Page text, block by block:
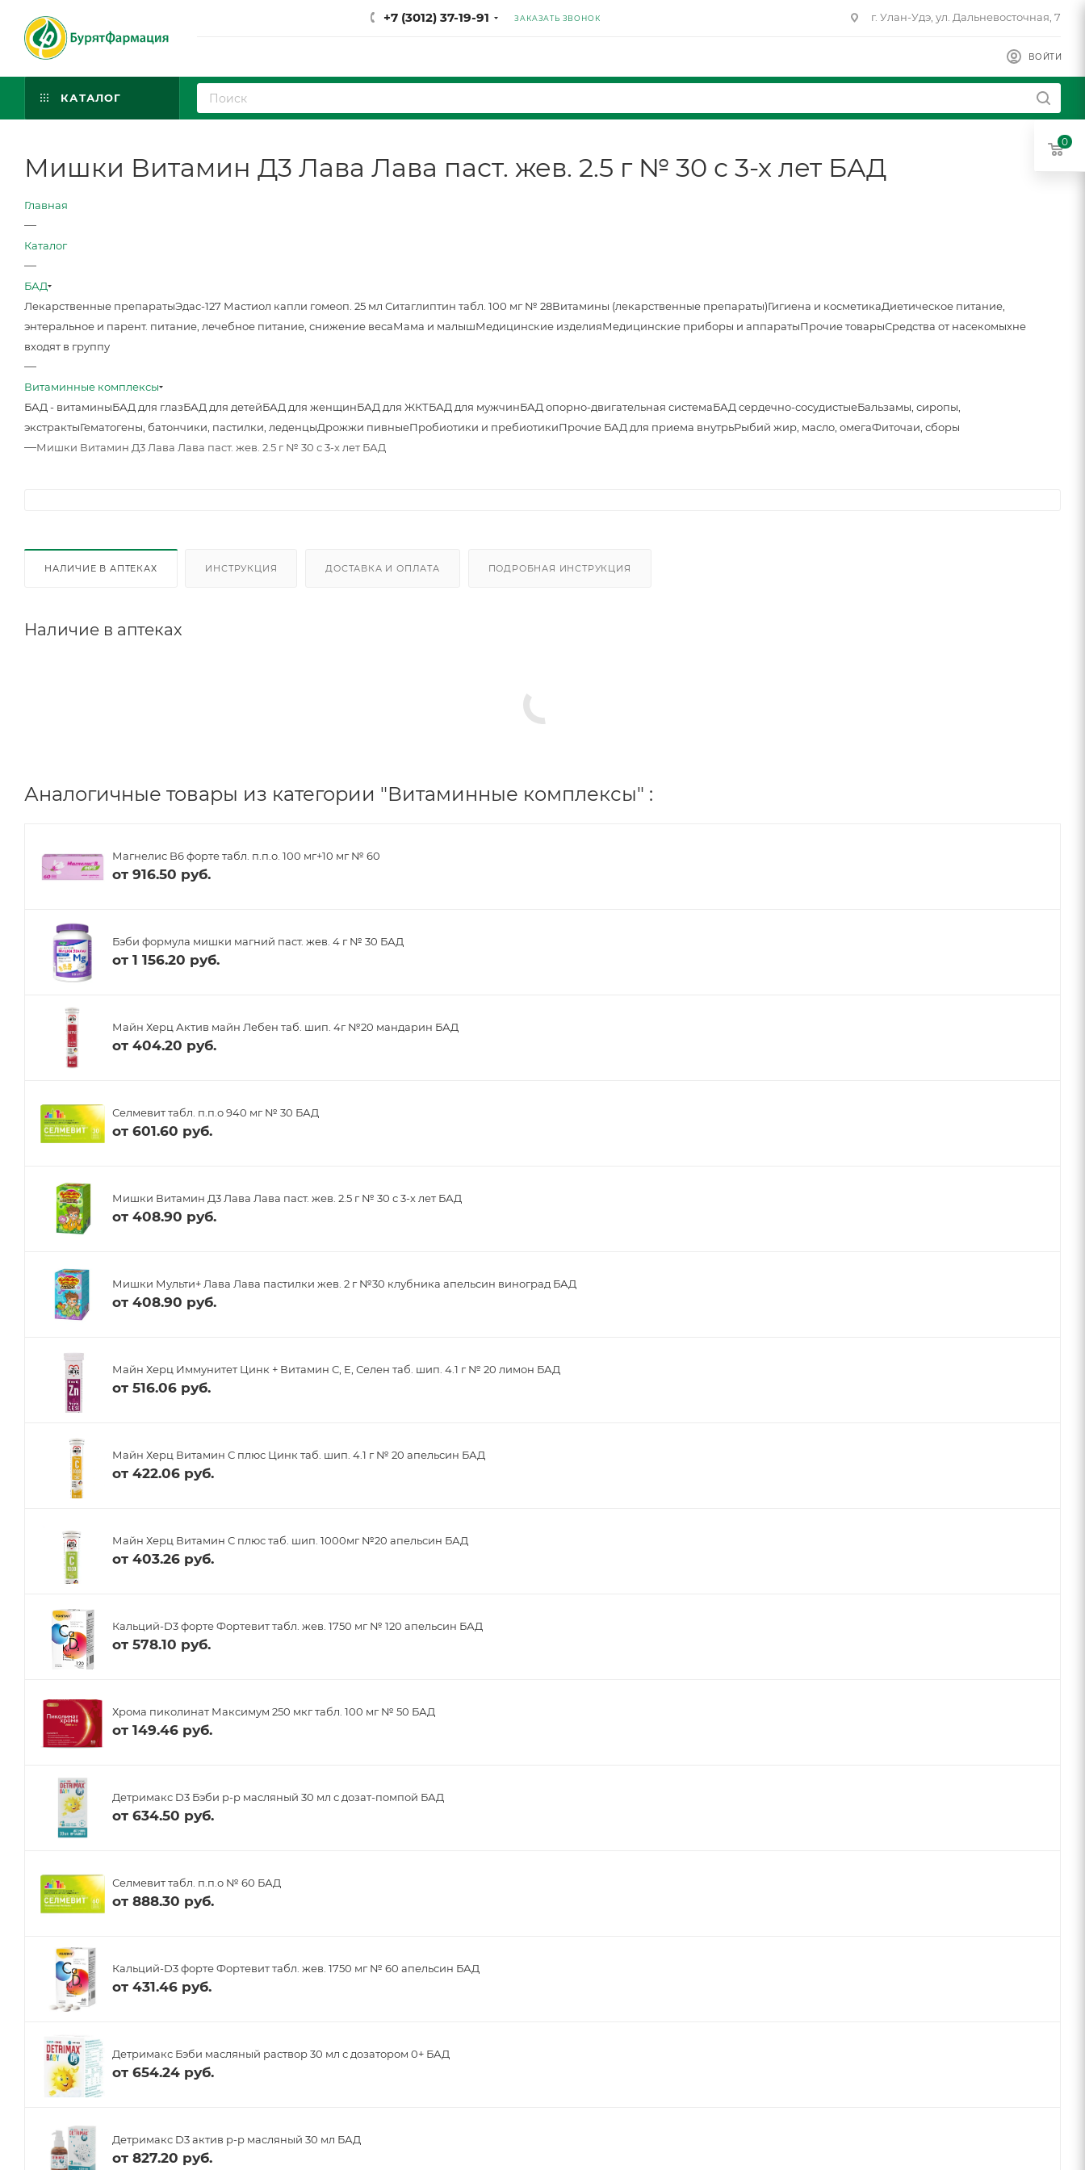
+7 (3012) 37-19-91 ЗАКАЗАТЬ ЗВОНОК г. Улан-Удэ, ул. Дальневосточная, 7
ВОЙТИ
КАТАЛОГ
Мишки Витамин Д3 Лава Лава паст. жев. 2.5 г № 30 с 3-х лет БАД
Главная
—
Каталог
—
БАД
Лекарственные препаратыЭдас-127 Мастиол капли гомеоп. 25 мл Ситаглиптин табл. 100 мг № 28Витамины (лекарственные препараты)Гигиена и косметикаДиетическое питание,
энтеральное и парент. питание, лечебное питание, снижение весаМама и малышМедицинские изделияМедицинские приборы и аппаратыПрочие товарыСредства от насекомыхне
входят в группу
—
Витаминные комплексы
БАД - витаминыБАД для глазБАД для детейБАД для женщинБАД для ЖКТБАД для мужчинБАД опорно-двигательная системаБАД сердечно-сосудистыеБальзамы, сиропы,
экстрактыГематогены, батончики, пастилки, леденцыДрожжи пивныеПробиотики и пребиотикиПрочие БАД для приема внутрьРыбий жир, масло, омегаФиточаи, сборы
—Мишки Витамин Д3 Лава Лава паст. жев. 2.5 г № 30 с 3-х лет БАД
НАЛИЧИЕ В АПТЕКАХ ИНСТРУКЦИЯ ДОСТАВКА И ОПЛАТА ПОДРОБНАЯ ИНСТРУКЦИЯ
Наличие в аптеках
Аналогичные товары из категории "Витаминные комплексы" :
Магнелис B6 форте табл. п.п.о. 100 мг+10 мг № 60
от 916.50 руб.
Бэби формула мишки магний паст. жев. 4 г № 30 БАД
от 1 156.20 руб.
Майн Херц Актив майн Лебен таб. шип. 4г №20 мандарин БАД
от 404.20 руб.
Селмевит табл. п.п.о 940 мг № 30 БАД
от 601.60 руб.
Мишки Витамин Д3 Лава Лава паст. жев. 2.5 г № 30 с 3-х лет БАД
от 408.90 руб.
Мишки Мульти+ Лава Лава пастилки жев. 2 г №30 клубника апельсин виноград БАД
от 408.90 руб.
Майн Херц Иммунитет Цинк + Витамин С, Е, Селен таб. шип. 4.1 г № 20 лимон БАД
от 516.06 руб.
Майн Херц Витамин С плюс Цинк таб. шип. 4.1 г № 20 апельсин БАД
от 422.06 руб.
Майн Херц Витамин С плюс таб. шип. 1000мг №20 апельсин БАД
от 403.26 руб.
Кальций-D3 форте Фортевит табл. жев. 1750 мг № 120 апельсин БАД
от 578.10 руб.
Хрома пиколинат Максимум 250 мкг табл. 100 мг № 50 БАД
от 149.46 руб.
Детримакс D3 Бэби р-р масляный 30 мл с дозат-помпой БАД
от 634.50 руб.
Селмевит табл. п.п.о № 60 БАД
от 888.30 руб.
Кальций-D3 форте Фортевит табл. жев. 1750 мг № 60 апельсин БАД
от 431.46 руб.
Детримакс Бэби масляный раствор 30 мл с дозатором 0+ БАД
от 654.24 руб.
Детримакс D3 актив р-р масляный 30 мл БАД
от 827.20 руб.
0